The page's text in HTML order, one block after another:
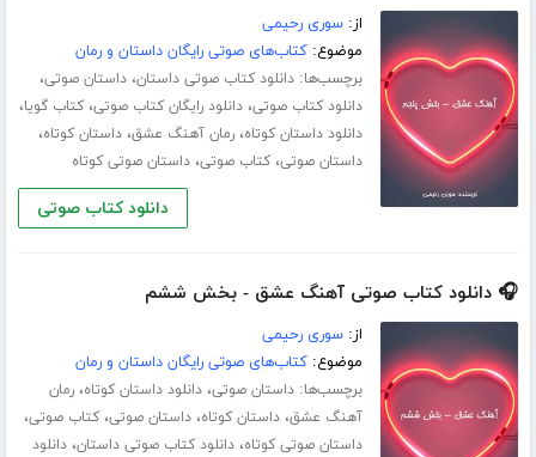
از:سوری رحیمی
موضوع:کتاب‌های صوتی رایگان داستان و رمان
برچسب‌ها:دانلود کتاب صوتی داستان،داستان صوتی،
دانلود کتاب صوتی،دانلود رایگان کتاب صوتی،کتاب گویا،
دانلود داستان کوتاه،رمان آهنگ عشق،داستان کوتاه،
داستان صوتی،کتاب صوتی،داستان صوتی کوتاه
دانلود کتاب صوتی
🎧 دانلود کتاب صوتی آهنگ عشق - بخش ششم
از:سوری رحیمی
موضوع:کتاب‌های صوتی رایگان داستان و رمان
برچسب‌ها:داستان صوتی،دانلود داستان کوتاه،رمان
آهنگ عشق،داستان کوتاه،داستان صوتی،کتاب صوتی،
داستان صوتی کوتاه،دانلود کتاب صوتی داستان،دانلود